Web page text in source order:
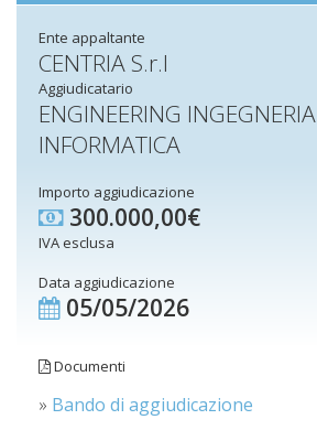
Ente appaltante
CENTRIA S.r.l
Aggiudicatario
ENGINEERING INGEGNERIA
INFORMATICA
Importo aggiudicazione
300.000,00€
IVA esclusa
Data aggiudicazione
05/05/2026
Documenti
» Bando di aggiudicazione